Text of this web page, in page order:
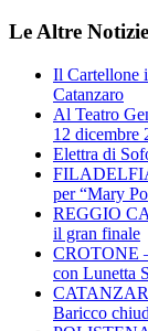
Le Altre Notizie
Il Cartellone
Catanzaro
Al Teatro
12 dicembre
Elettra di
per “Mary
REGGIO
il gran finale
CROTONE
con Lunetta
Baricco